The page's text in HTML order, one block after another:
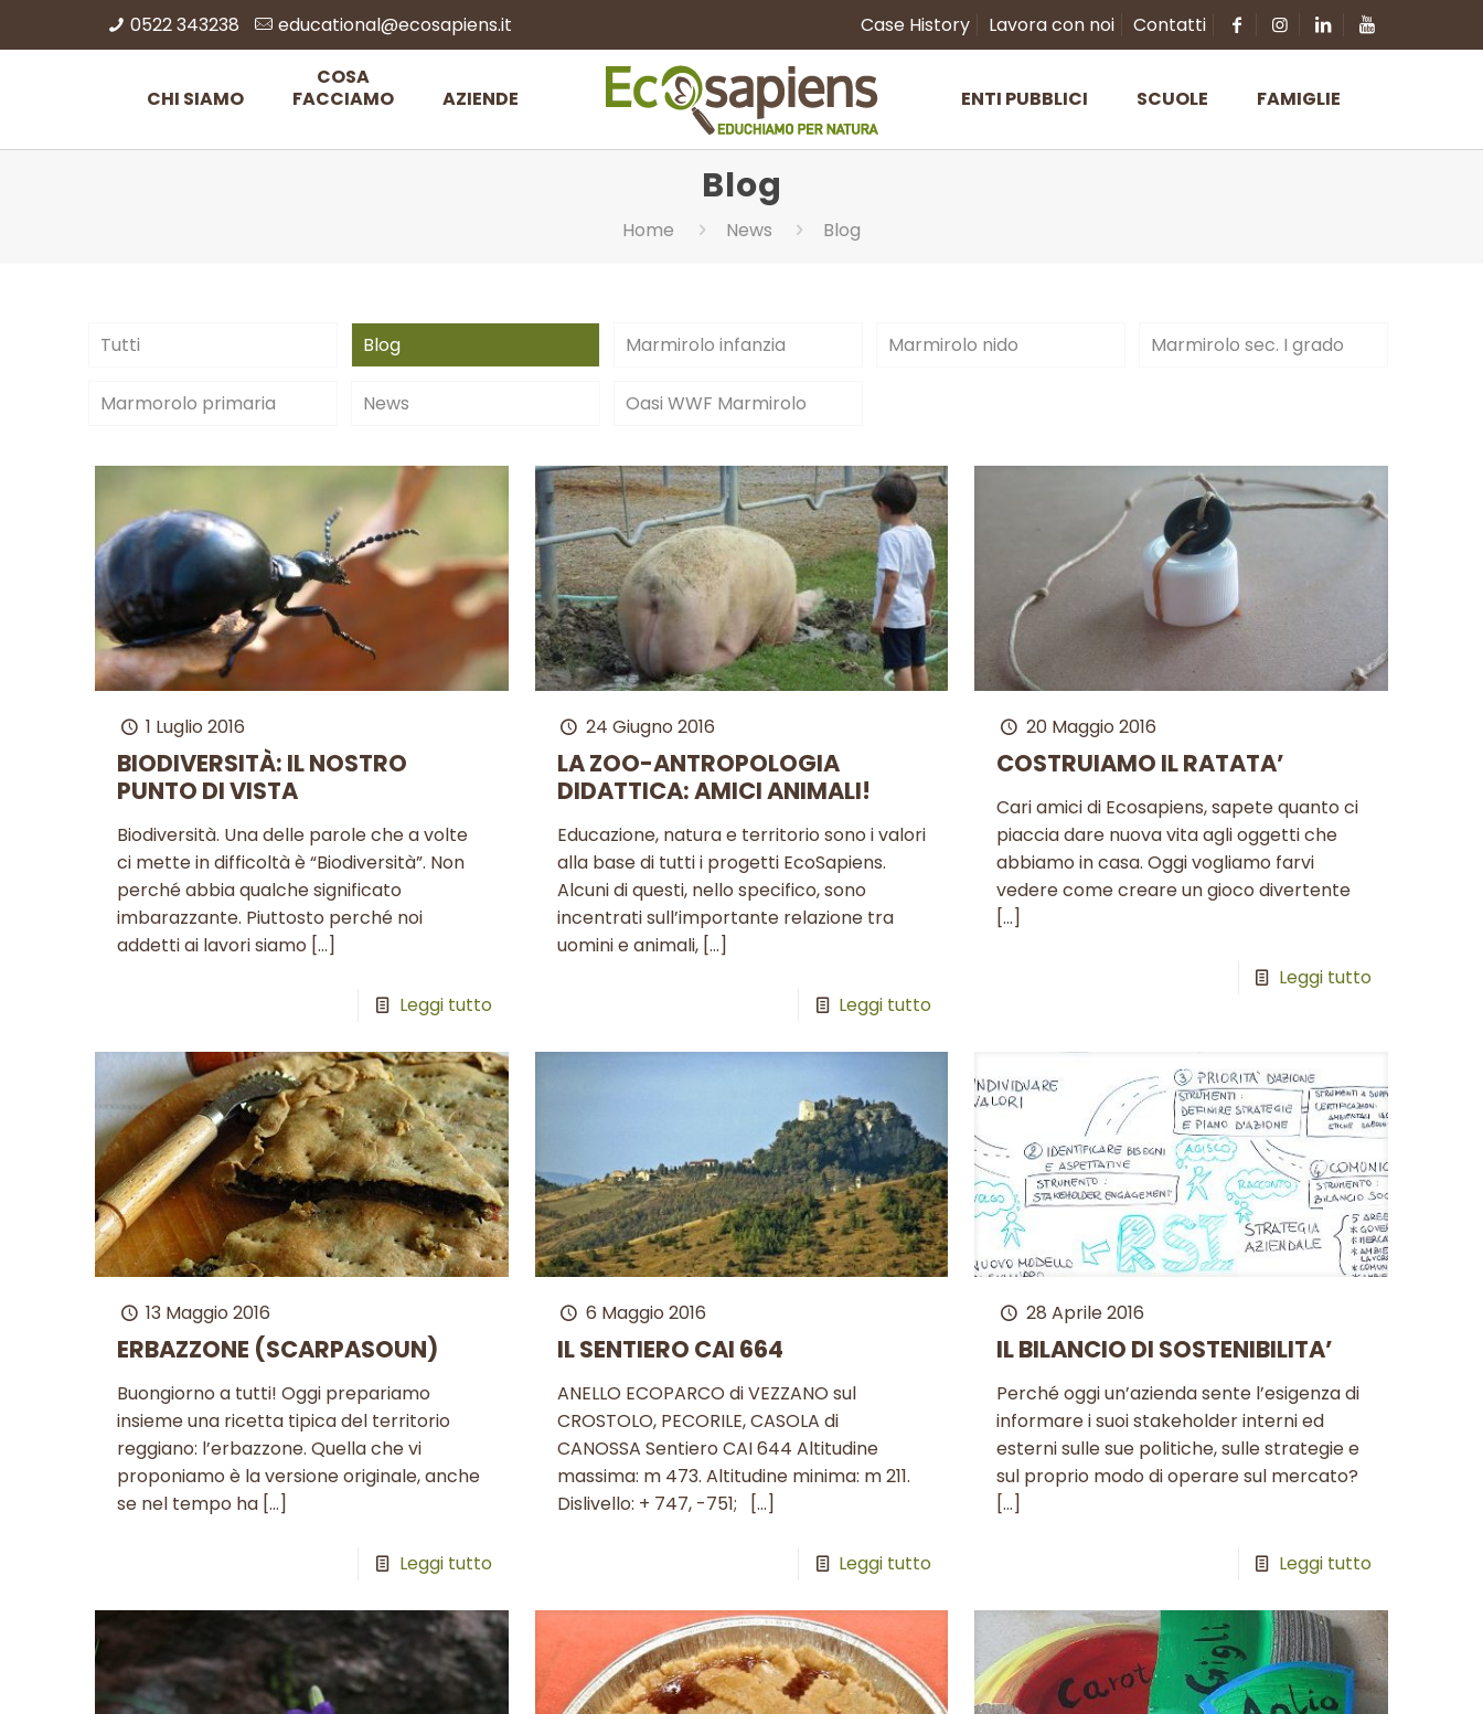
0522 343238 educational@ecosapiens.it Case History Lavora con noi Contatti
CHI SIAMO
COSA
FACCIAMO
AZIENDE ENTI PUBBLICI SCUOLE FAMIGLIE
Blog
Home News Blog
Tutti Blog Marmirolo infanzia Marmirolo nido Marmirolo sec. I grado
Marmorolo primaria News Oasi WWF Marmirolo
1 Luglio 2016
BIODIVERSITÀ: IL NOSTRO
PUNTO DI VISTA
Biodiversità. Una delle parole che a volte
ci mette in difficoltà è “Biodiversità”. Non
perché abbia qualche significato
imbarazzante. Piuttosto perché noi
addetti ai lavori siamo […]
Leggi tutto
24 Giugno 2016
LA ZOO-ANTROPOLOGIA
DIDATTICA: AMICI ANIMALI!
Educazione, natura e territorio sono i valori
alla base di tutti i progetti EcoSapiens.
Alcuni di questi, nello specifico, sono
incentrati sull’importante relazione tra
uomini e animali,[…]
Leggi tutto
20 Maggio 2016
COSTRUIAMO IL RATATA’
Cari amici di Ecosapiens, sapete quanto ci
piaccia dare nuova vita agli oggetti che
abbiamo in casa. Oggi vogliamo farvi
vedere come creare un gioco divertente
[…]
Leggi tutto
13 Maggio 2016
ERBAZZONE (SCARPASOUN)
Buongiorno a tutti! Oggi prepariamo
insieme una ricetta tipica del territorio
reggiano: l’erbazzone. Quella che vi
proponiamo è la versione originale, anche
se nel tempo ha[…]
Leggi tutto
6 Maggio 2016
IL SENTIERO CAI 664
ANELLO ECOPARCO di VEZZANO sul
CROSTOLO, PECORILE, CASOLA di
CANOSSA Sentiero CAI 644 Altitudine
massima: m 473. Altitudine minima: m 211.
Dislivello: + 747, -751;
[…]
Leggi tutto
28 Aprile 2016
IL BILANCIO DI SOSTENIBILITA’
Perché oggi un’azienda sente l’esigenza di
informare i suoi stakeholder interni ed
esterni sulle sue politiche, sulle strategie e
sul proprio modo di operare sul mercato?
[…]
Leggi tutto